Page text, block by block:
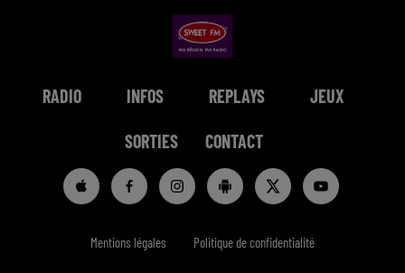
RADIO INFOS REPLAYS JEUX
SORTIES CONTACT
Mentions légales Politique de confidentialité